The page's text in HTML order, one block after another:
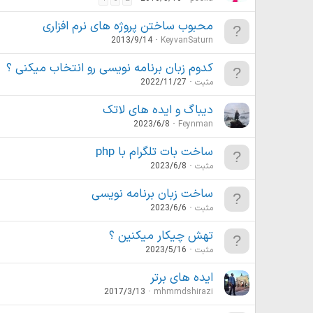
محبوب ساختن پروژه های نرم افزاری
KeyvanSaturn
2013/9/14
کدوم زبان برنامه نویسی رو انتخاب میکنی ؟
مثبت 2022/11/27
دیباگ و ایده های لاتک
Feynman
2023/6/8
ساخت بات تلگرام با php
مثبت 2023/6/8
ساخت زبان برنامه نویسی
مثبت 2023/6/6
تهش چیکار میکنین ؟
مثبت 2023/5/16
ایده های برتر
mhmmdshirazi
2017/3/13